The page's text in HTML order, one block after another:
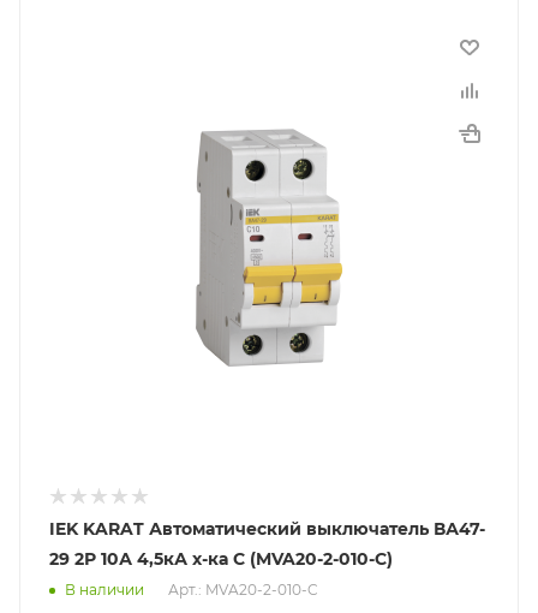
IEK KARAT Автоматический выключатель ВА47-
29 2Р 10А 4,5кА х-ка С (MVA20-2-010-C)
В наличии Арт.: MVA20-2-010-C